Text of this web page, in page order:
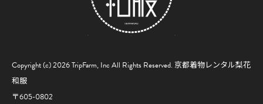
Copyright (c) 2026 TripFarm, Inc All Rights Reserved. 京都着物レンタル梨花
和服
〒605-0802